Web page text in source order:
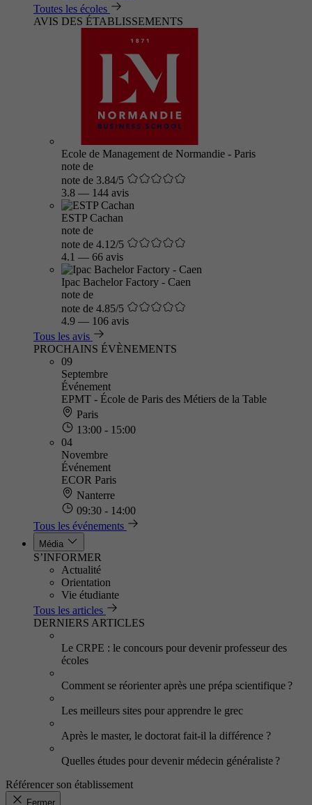
Toutes les écoles
AVIS DES ÉTABLISSEMENTS
Ecole de Management de Normandie - Paris
note de
note de 3.84/5
3.8 — 144 avis
ESTP Cachan
note de
note de 4.12/5
4.1 — 66 avis
Ipac Bachelor Factory - Caen
note de
note de 4.85/5
4.9 — 106 avis
Tous les avis
PROCHAINS ÉVÈNEMENTS
09
Septembre
Événement
EPMT - École de Paris des Métiers de la Table
Paris
13:00 - 15:00
04
Novembre
Événement
ECOR Paris
Nanterre
09:30 - 14:00
Tous les événements
Média
S’INFORMER
Actualité
Orientation
Vie étudiante
Tous les articles
DERNIERS ARTICLES
Le CRPE : le concours pour devenir professeur des
écoles
Comment se réorienter après une prépa scientifique ?
Les meilleurs sites pour apprendre le grec
Après le master, le doctorat fait-il la différence ?
Quelles études pour devenir médecin généraliste ?
Référencer son établissement
Fermer